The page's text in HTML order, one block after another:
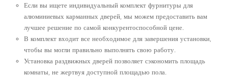
Если вы ищете индивидуальный комплект фурнитуры для
алюминиевых карманных дверей, мы можем предоставить вам
лучшее решение по самой конкурентоспособной цене.
В комплект входит все необходимое для завершения установки,
чтобы вы могли правильно выполнять свою работу.
Установка раздвижных дверей позволяет сэкономить площадь
комнаты, не жертвуя доступной площадью пола.